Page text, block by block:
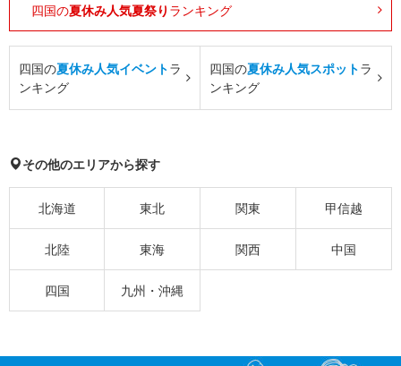
四国の夏休み人気夏祭り ランキング
四国の夏休み人気イベントラ
ンキング
四国の夏休み人気スポットラ
ンキング
その他のエリアから探す
北海道 東北 関東 甲信越
北陸 東海 関西 中国
四国 九州・沖縄